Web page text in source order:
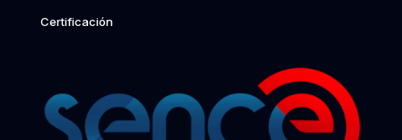
Certificación